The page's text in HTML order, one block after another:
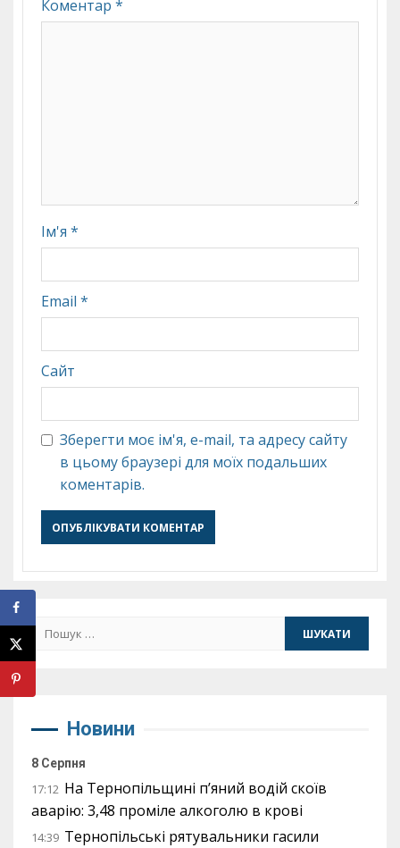
Коментар *
Ім'я *
Email *
Сайт
Зберегти моє ім'я, e-mail, та адресу сайту
в цьому браузері для моїх подальших
коментарів.
Пошук:
Новини
8 Серпня
17:12 На Тернопільщині п’яний водій скоїв
аварію: 3,48 проміле алкоголю в крові
14:39 Тернопільські рятувальники гасили